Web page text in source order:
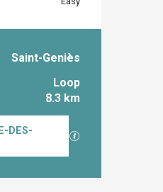
Saint-Geniès
Loop
8.3 km
DES-
GPX / KML files